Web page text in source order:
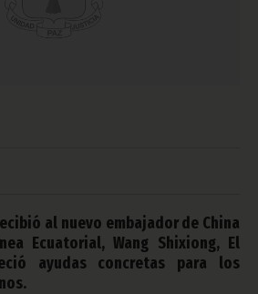
al nuevo embajador de China
Ecuatorial, Wang Shixiong, El
ayudas concretas para los